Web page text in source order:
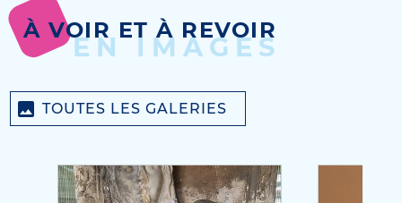
À VOIR ET À REVOIR
EN IMAGES
TOUTES LES GALERIES